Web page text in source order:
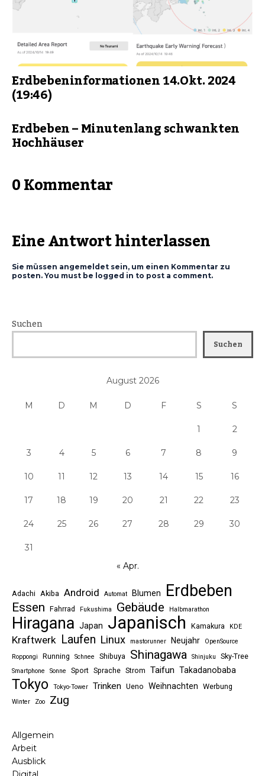
Erdbebeninformationen 14.Okt. 2024
(19:46)
Erdbeben – Minutenlang schwankten
Hochhäuser
0 Kommentar
Eine Antwort hinterlassen
Sie müssen angemeldet sein, um einen Kommentar zu
posten. You must be logged in to post a comment.
Suchen
Suchen
August 2026
M D M D F S S
1 2
3 4 5 6 7 8 9
10 11 12 13 14 15 16
17 18 19 20 21 22 23
24 25 26 27 28 29 30
31
« Apr.
Adachi Akiba Android Automat Blumen Erdbeben
Essen Fahrrad Fukushima Gebäude Halbmarathon
Hiragana Japan Japanisch Kamakura KDE
Kraftwerk Laufen Linux mastorunner Neujahr
OpenSource
Roppongi
Running Schnee Shibuya Shinagawa Shinjuku Sky-Tree
Smartphone Sonne Sport Sprache Strom Taifun Takadanobaba
Tokyo Tokyo-Tower Trinken Ueno Weihnachten Werbung
Winter Zoo Zug
Allgemein
Arbeit
Ausblick